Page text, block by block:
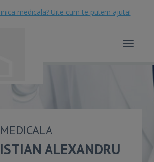
medicala? Uite cum te putem ajuta!
Toggle
ALEXANDRU